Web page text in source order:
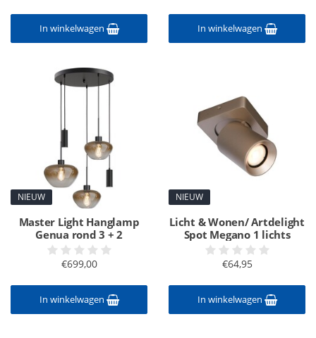
In winkelwagen In winkelwagen
NIEUW
Master Light Hanglamp
Genua rond 3 + 2
€699,00
In winkelwagen
NIEUW
Licht & Wonen/ Artdelight
Spot Megano 1 lichts
€64,95
In winkelwagen